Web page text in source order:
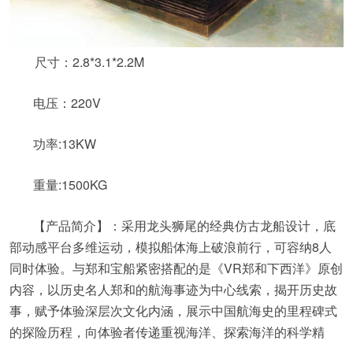
尺寸：2.8*3.1*2.2M
电压：220V
功率:13KW
重量:1500KG
【产品简介】：采用龙头狮尾的经典仿古龙船设计，底
部动感平台多维运动，模拟船体海上破浪前行，可容纳8人
同时体验。与郑和宝船紧密搭配的是《VR郑和下西洋》原创
内容，以历史名人郑和的航海事迹为中心线索，揭开历史故
事，赋予体验深层次文化内涵，展示中国航海史的里程碑式
的探险历程，向体验者传递重视海洋、探索海洋的科学精